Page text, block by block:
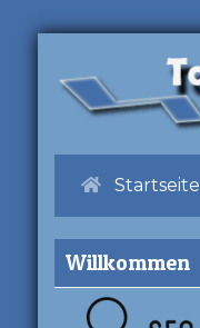
Startseite
Willkommen